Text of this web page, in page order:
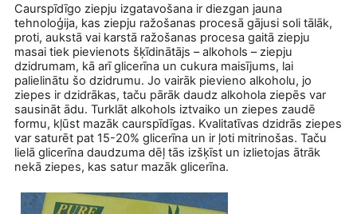
Caurspīdīgo ziepju izgatavošana ir diezgan jauna
tehnoloģija, kas ziepju ražošanas procesā gājusi soli tālāk,
proti, aukstā vai karstā ražošanas procesa gaitā ziepju
masai tiek pievienots šķīdinātājs – alkohols – ziepju
dzidrumam, kā arī glicerīna un cukura maisījums, lai
palielinātu šo dzidrumu. Jo vairāk pievieno alkoholu, jo
ziepes ir dzidrākas, taču pārāk daudz alkohola ziepēs var
sausināt ādu. Turklāt alkohols iztvaiko un ziepes zaudē
formu, kļūst mazāk caurspīdīgas. Kvalitatīvas dzidrās ziepes
var saturēt pat 15-20% glicerīna un ir ļoti mitrinošas. Taču
lielā glicerīna daudzuma dēļ tās izšķīst un izlietojas ātrāk
nekā ziepes, kas satur mazāk glicerīna.